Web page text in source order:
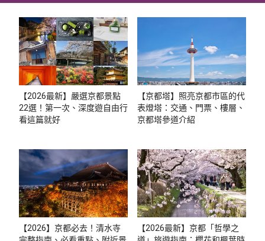
【2026最新】嚴選京都景點
22選！第一次、深度遊自由行
看這篇就好
【京都塔】照亮京都市區的代
表燈塔：交通、門票、樓層、
京都塔參道介紹
【2026】京都必去！清水寺
【2026最新】京都「哲學之